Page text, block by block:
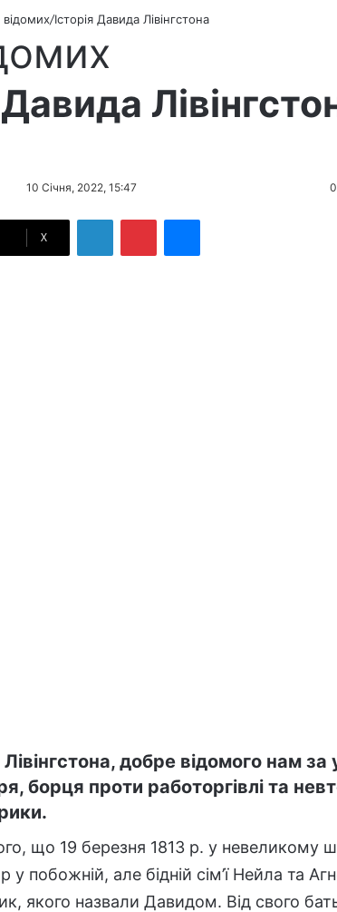
/Історія Давида Лівінгстона
Давида
d
10 Січня, 2022, 15:47 0
X
добре відомого нам за
борця проти работоргівлі та
що 19 березня 1813 р. у невеликому
у побожній, але бідній сім’ї Нейла та
якого назвали Давидом. Від свого